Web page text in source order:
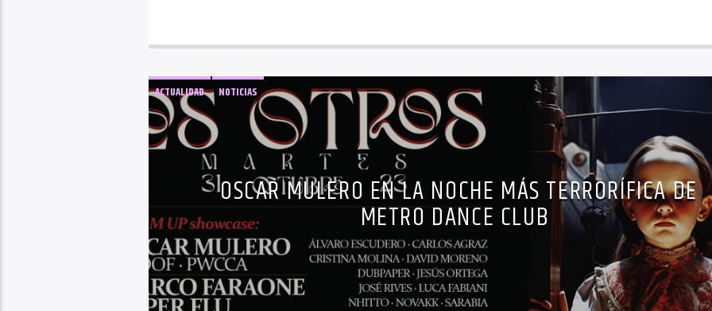
ACTUALIDAD NOTICIAS
OSCAR MULERO EN LA NOCHE MÁS TERRORÍFICA DE
METRO DANCE CLUB